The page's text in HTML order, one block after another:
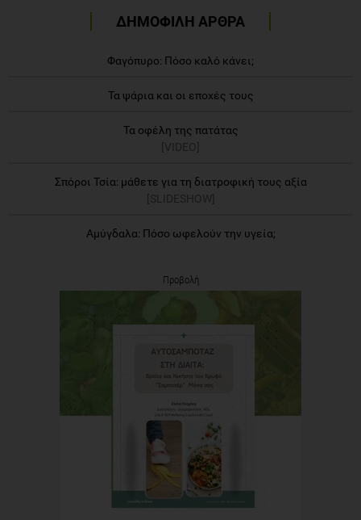
ΔΗΜΟΦΙΛΗ ΑΡΘΡΑ
Φαγόπυρο: Πόσο καλό κάνει;
Τα ψάρια και οι εποχές τους
Τα οφέλη της πατάτας
[VIDEO]
Σπόροι Τσία: μάθετε για τη διατροφική τους αξία
[SLIDESHOW]
Αμύγδαλα: Πόσο ωφελούν την υγεία;
Προβολή